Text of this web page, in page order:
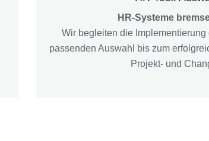
HR-Systeme
Wir begleiten die
passenden Auswahl bis zum
Projekt- und